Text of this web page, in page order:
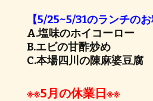
【5/25~5/31のランチのお
A.塩味のホイコーロー
B.エビの甘酢炒め
C.本場四川の陳麻婆豆腐
※※5月の休業日※※